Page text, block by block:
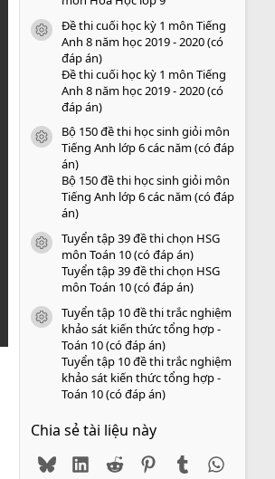
icon tài liệu
Đề thi cuối học kỳ 1 môn Tiếng
Anh 8 năm học 2019 - 2020 (có
đáp án)
Đề thi cuối học kỳ 1 môn Tiếng
Anh 8 năm học 2019 - 2020 (có
đáp án)
icon tài liệu
Bộ 150 đề thi học sinh giỏi môn
Tiếng Anh lớp 6 các năm (có đáp
án)
Bộ 150 đề thi học sinh giỏi môn
Tiếng Anh lớp 6 các năm (có đáp
án)
icon tài liệu
Tuyển tập 39 đề thi chọn HSG
môn Toán 10 (có đáp án)
Tuyển tập 39 đề thi chọn HSG
môn Toán 10 (có đáp án)
icon tài liệu
Tuyển tập 10 đề thi trắc nghiệm
khảo sát kiến thức tổng hợp -
Toán 10 (có đáp án)
Tuyển tập 10 đề thi trắc nghiệm
khảo sát kiến thức tổng hợp -
Toán 10 (có đáp án)
Chia sẻ tài liệu này
BlueskyLinkedIn
Reddit PinterestTumblr